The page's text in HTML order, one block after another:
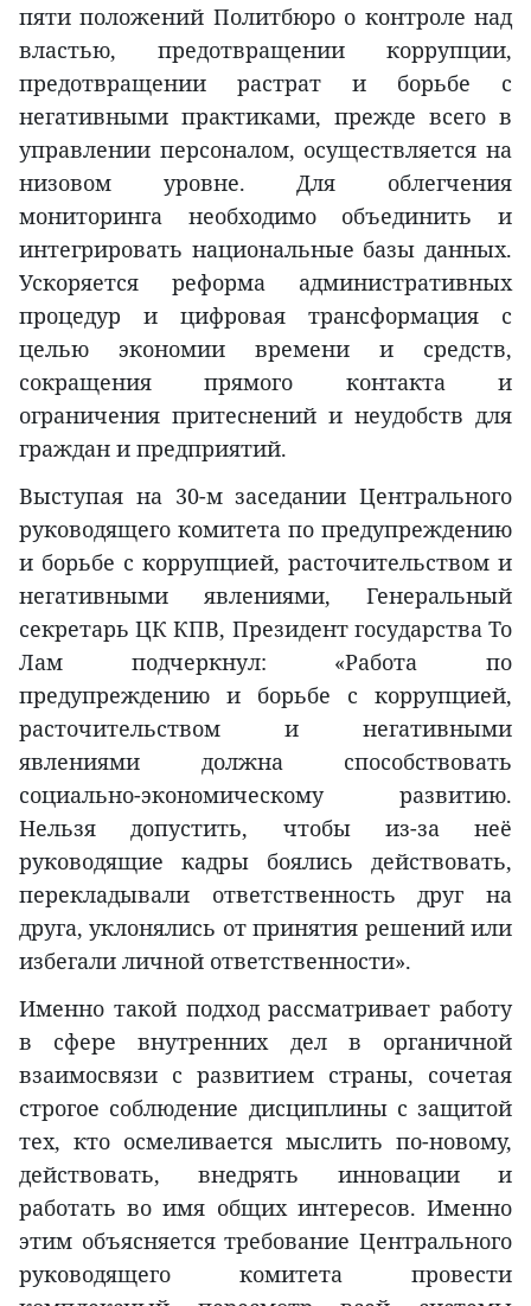
пяти положений Политбюро о контроле над
властью, предотвращении коррупции,
предотвращении растрат и борьбе с
негативными практиками, прежде всего в
управлении персоналом, осуществляется на
низовом уровне. Для облегчения
мониторинга необходимо объединить и
интегрировать национальные базы данных.
Ускоряется реформа административных
процедур и цифровая трансформация с
целью экономии времени и средств,
сокращения прямого контакта и
ограничения притеснений и неудобств для
граждан и предприятий.
Выступая на 30-м заседании Центрального
руководящего комитета по предупреждению
и борьбе с коррупцией, расточительством и
негативными явлениями, Генеральный
секретарь ЦК КПВ, Президент государства То
Лам подчеркнул: «Работа по
предупреждению и борьбе с коррупцией,
расточительством и негативными
явлениями должна способствовать
социально-экономическому развитию.
Нельзя допустить, чтобы из-за неё
руководящие кадры боялись действовать,
перекладывали ответственность друг на
друга, уклонялись от принятия решений или
избегали личной ответственности».
Именно такой подход рассматривает работу
в сфере внутренних дел в органичной
взаимосвязи с развитием страны, сочетая
строгое соблюдение дисциплины с защитой
тех, кто осмеливается мыслить по-новому,
действовать, внедрять инновации и
работать во имя общих интересов. Именно
этим объясняется требование Центрального
руководящего комитета провести